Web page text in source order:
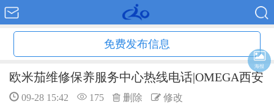
免费发布信息
欧米茄维修保养服务中心热线电话|OMEGA西安
09-28 15:42 175 删除
修改
海报